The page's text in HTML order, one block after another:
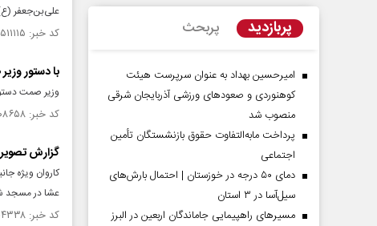
علی‌بن‌جعفر
کد خبر: ۱۵۱۱۱۱۵ تاریخ انتشار : ۱۴۰۴/۰۴/۳۰
با دستور
وزیر صمت
کد خبر: ۱۵۰۸۶۵۸ تاریخ انتشار : ۱۴۰۴/۰۴/۰۹
گزارش
عشا در مسجد
کد خبر: ۱۵۰۴۳۳۸ تاریخ انتشار : ۱۴۰۴/۰۲/۳۱
پربازدید پربحث
امیرحسین بهداد به عنوان سرپرست هیئت
کوهنوردی و صعودهای ورزشی آذربایجان شرقی
منصوب شد
پرداخت مابه‌التفاوت حقوق بازنشستگان تأمین
اجتماعی
دمای ۵۰ درجه در خوزستان | احتمال بارش‌های
سیل‌آسا در ۳ استان
مسیر‌های راهپیمایی جاماندگان اربعین در البرز